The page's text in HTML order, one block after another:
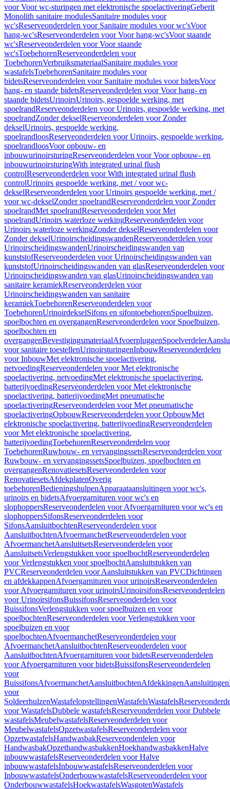
voor Voor wc-sturingen met elektronische spoelactiveringGeberit
Monolith sanitaire modulesSanitaire modules voor
wc'sReserveonderdelen voor Sanitaire modules voor wc'sVoor
hang-wc'sReserveonderdelen voor Voor hang-wc'sVoor staande
wc'sReserveonderdelen voor Voor staande
wc'sToebehorenReserveonderdelen voor
ToebehorenVerbruiksmateriaalSanitaire modules voor
wastafelsToebehorenSanitaire modules voor
bidetsReserveonderdelen voor Sanitaire modules voor bidetsVoor
hang- en staande bidetsReserveonderdelen voor Voor hang- en
staande bidetsUrinoirsUrinoirs, gespoelde werking, met
spoelrandReserveonderdelen voor Urinoirs, gespoelde werking, met
spoelrandZonder dekselReserveonderdelen voor Zonder
dekselUrinoirs, gespoelde werking,
spoelrandloosReserveonderdelen voor Urinoirs, gespoelde werking,
spoelrandloosVoor opbouw- en
inbouwurinoirsturingReserveonderdelen voor Voor opbouw- en
inbouwurinoirsturingWith integrated urinal flush
controlReserveonderdelen voor With integrated urinal flush
controlUrinoirs gespoelde werking, met / voor wc-
dekselReserveonderdelen voor Urinoirs gespoelde werking, met /
voor wc-dekselZonder spoelrandReserveonderdelen voor Zonder
spoelrandMet spoelrandReserveonderdelen voor Met
spoelrandUrinoirs waterloze werkingReserveonderdelen voor
Urinoirs waterloze werkingZonder dekselReserveonderdelen voor
Zonder dekselUrinoirscheidingswandenReserveonderdelen voor
UrinoirscheidingswandenUrinoirscheidingswanden van
kunststofReserveonderdelen voor Urinoirscheidingswanden van
kunststofUrinoirscheidingswanden van glasReserveonderdelen voor
Urinoirscheidingswanden van glasUrinoirscheidingswanden van
sanitaire keramiekReserveonderdelen voor
Urinoirscheidingswanden van sanitaire
keramiekToebehorenReserveonderdelen voor
ToebehorenUrinoirdekselSifons en sifontoebehorenSpoelbuizen,
spoelbochten en overgangenReserveonderdelen voor Spoelbuizen,
spoelbochten en
overgangenBevestigingsmateriaalAfvoerpluggenSpoelverdeler
voor sanitaire toestellenUrinoirsturingenInbouwReserveonderdelen
voor InbouwMet elektronische spoelactivering,
netvoedingReserveonderdelen voor Met elektronische
spoelactivering, netvoedingMet elektronische spoelactivering,
batterijvoedingReserveonderdelen voor Met elektronische
spoelactivering, batterijvoedingMet pneumatische
spoelactiveringReserveonderdelen voor Met pneumatische
spoelactiveringOpbouwReserveonderdelen voor OpbouwMet
elektronische spoelactivering, batterijvoedingReserveonderdelen
voor Met elektronische spoelactivering,
batterijvoedingToebehorenReserveonderdelen voor
ToebehorenRuwbouw- en vervangingssetsReserveonderdelen voor
Ruwbouw- en vervangingssetsSpoelbuizen, spoelbochten en
overgangenRenovatiesetsReserveonderdelen voor
RenovatiesetsAfdekplatenOverig
toebehorenBedieningshulpenApparaataansluitingen voor wc's,
urinoirs en bidetsAfvoergarnituren voor wc's en
slophoppersReserveonderdelen voor Afvoergarnituren voor wc's en
slophoppersSifonsReserveonderdelen voor
SifonsAansluitbochtenReserveonderdelen voor
AansluitbochtenAfvoermanchetReserveonderdelen voor
AfvoermanchetAansluitsetsReserveonderdelen voor
AansluitsetsVerlengstukken voor spoelbochtReserveonderdelen
voor Verlengstukken voor spoelbochtAansluitstukken van
PVCReserveonderdelen voor Aansluitstukken van PVCDichtingen
en afdekkappenAfvoergarnituren voor urinoirsReserveonderdelen
voor Afvoergarnituren voor urinoirsUrinoirsifonsReserveonderdelen
voor UrinoirsifonsBuissifonsReserveonderdelen voor
BuissifonsVerlengstukken voor spoelbuizen en voor
spoelbochtenReserveonderdelen voor Verlengstukken voor
spoelbuizen en voor
spoelbochtenAfvoermanchetReserveonderdelen voor
AfvoermanchetAansluitbochtenReserveonderdelen voor
AansluitbochtenAfvoergarnituren voor bidetsReserveonderdelen
voor Afvoergarnituren voor bidetsBuissifonsReserveonderdelen
voor
BuissifonsAfvoermanchetAansluitbochtenAfdekkingenAansluitingen
voor
SoldeerhulzenWastafelopstellingenWastafelsWastafels
voor WastafelsDubbele wastafelsReserveonderdelen voor Dubbele
wastafelsMeubelwastafelsReserveonderdelen voor
MeubelwastafelsOpzetwastafelsReserveonderdelen voor
OpzetwastafelsHandwasbakReserveonderdelen voor
HandwasbakOpzethandwasbakkenHoekhandwasbakkenHalve
inbouwwastafelsReserveonderdelen voor Halve
inbouwwastafelsInbouwwastafelsReserveonderdelen voor
InbouwwastafelsOnderbouwwastafelsReserveonderdelen voor
OnderbouwwastafelsHoekwastafelsWasgotenWastafels